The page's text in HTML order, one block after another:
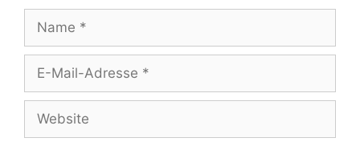
Mail-
Adresse